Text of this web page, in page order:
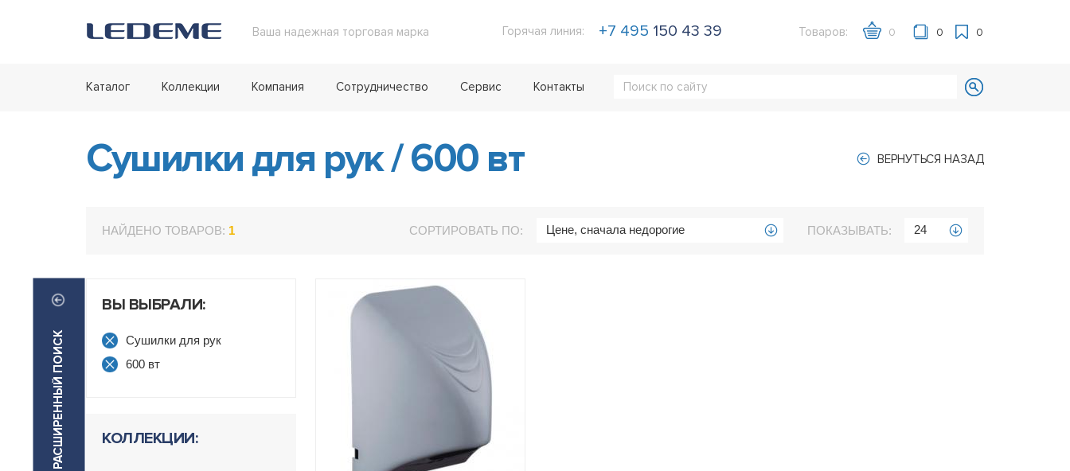
Ваша надежная торговая марка Горячая линия: +7 495 150 43 39 Товаров: 0 0 0
Каталог Коллекции Компания Сотрудничество Сервис Контакты
ВЕРНУТЬСЯ НАЗАД
Сушилки для рук/600 вт
НАЙДЕНО ТОВАРОВ: 1 СОРТИРОВАТЬ ПО: Цене, сначала недорогие ПОКАЗЫВАТЬ: 24
РАСШИРЕННЫЙ ПОИСК
ВЫ ВЫБРАЛИ:
Сушилки для рук
600 вт
КОЛЛЕКЦИИ: